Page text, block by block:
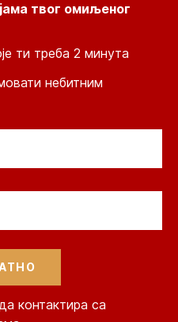
твог омиљеног
ти треба 2 минута
небитним
контактира са